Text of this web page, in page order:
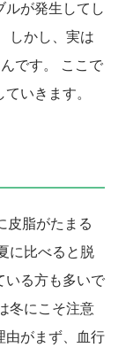
ルが発生してし
しかし、実は
です。 ここで
いきます。
皮脂がたまる
に比べると脱
いる方も多いで
冬にこそ注意
由がまず、血行